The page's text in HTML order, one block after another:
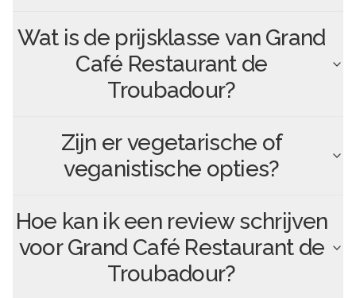
Wat is de prijsklasse van Grand
Café Restaurant de
Troubadour?
Zijn er vegetarische of
veganistische opties?
Hoe kan ik een review schrijven
voorGrand Café Restaurant de
Troubadour?